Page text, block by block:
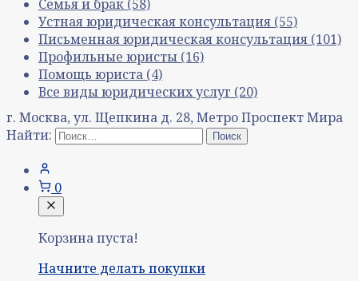
Семья и брак (58)
Устная юридическая консультация (55)
Письменная юридическая консультация (101)
Профильные юристы (16)
Помощь юриста (4)
Все виды юридических услуг (20)
г. Москва, ул. Щепкина д. 28, Метро Проспект Мира
Найти:
0
Корзина пуста!
Начните делать покупки